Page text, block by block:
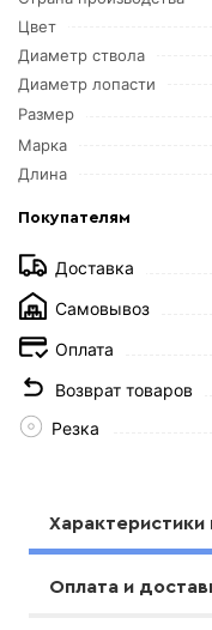
Цвет
Диаметр ствола
Диаметр лопасти
Размер
Марка
Длина
Покупателям
Доставка
Самовывоз
Оплата
Возврат товаров
Резка
Характеристики
Оплата и